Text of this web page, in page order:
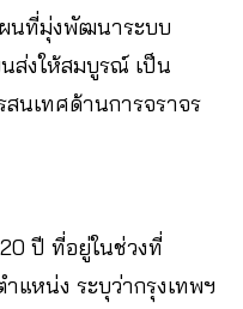
นที่มุ่งพัฒนาระบบ
ส่งให้สมบูรณ์ เป็น
นเทศด้านการจราจร
ปี ที่อยู่ในช่วงที่
ำแหน่ง ระบุว่ากรุงเทพฯ